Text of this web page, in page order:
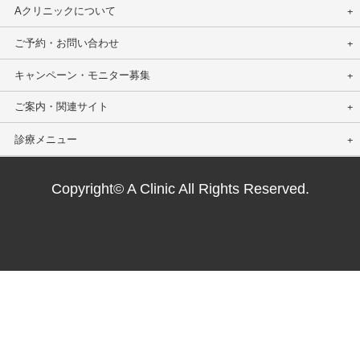
Aクリニックについて
ご予約・お問い合わせ
キャンペーン・モニター募集
ご案内・関連サイト
診療メニュー
Copyright© A Clinic All Rights Reserved.